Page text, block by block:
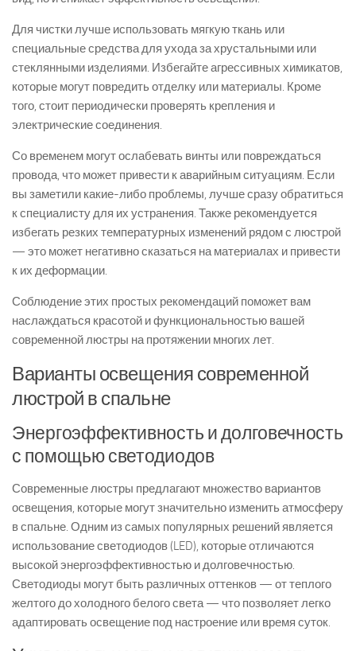
Для чистки лучше использовать мягкую ткань или
специальные средства для ухода за хрустальными или
стеклянными изделиями. Избегайте агрессивных химикатов,
которые могут повредить отделку или материалы. Кроме
того, стоит периодически проверять крепления и
электрические соединения.
Со временем могут ослабевать винты или повреждаться
провода, что может привести к аварийным ситуациям. Если
вы заметили какие-либо проблемы, лучше сразу обратиться
к специалисту для их устранения. Также рекомендуется
избегать резких температурных изменений рядом с люстрой
— это может негативно сказаться на материалах и привести
к их деформации.
Соблюдение этих простых рекомендаций поможет вам
наслаждаться красотой и функциональностью вашей
современной люстры на протяжении многих лет.
Варианты освещения современной
люстрой в спальне
Энергоэффективность и долговечность
с помощью светодиодов
Современные люстры предлагают множество вариантов
освещения, которые могут значительно изменить атмосферу
в спальне. Одним из самых популярных решений является
использование светодиодов (LED), которые отличаются
высокой энергоэффективностью и долговечностью.
Светодиоды могут быть различных оттенков — от теплого
желтого до холодного белого света — что позволяет легко
адаптировать освещение под настроение или время суток.